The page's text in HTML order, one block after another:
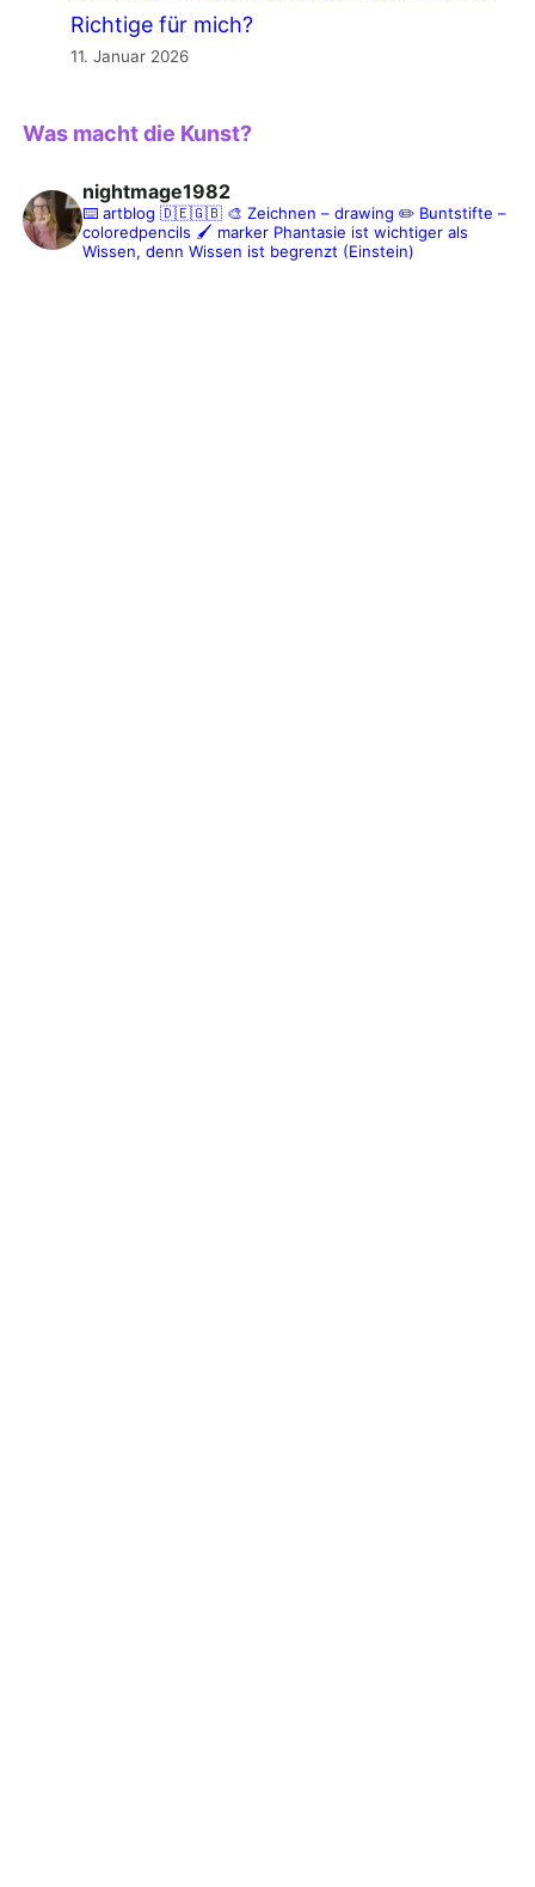
Richtige für mich?
11. Januar 2026
Was macht die Kunst?
nightmage1982
⌨️ artblog 🇩🇪🇬🇧🎨 Zeichnen – drawing ✏️ Buntstifte –
coloredpencils 🖌️ markerPhantasie ist wichtiger als
Wissen, denn Wissen ist begrenzt (Einstein)